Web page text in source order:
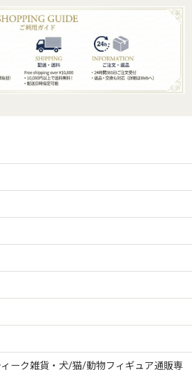
ーク雑貨・犬/猫/動物フィギュア通販専